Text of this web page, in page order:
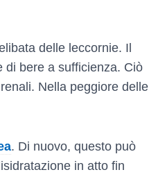
delle leccornie. Il
di bere a sufficienza. Ciò
Nella peggiore delle
. Di nuovo, questo può
in atto fin